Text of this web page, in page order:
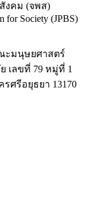
งคม (จพส)
for Society (JPBS)
ะมนุษยศาสตร์
เลขที่ 79 หมู่ที่ 1
ศรีอยุธยา 13170